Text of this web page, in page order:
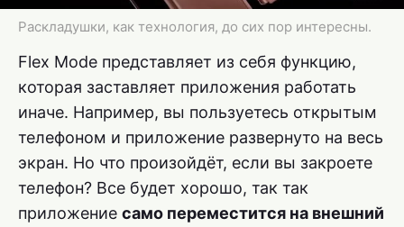
Раскладушки, как технология, до сих пор интересны.
Flex Mode представляет из себя функцию,
которая заставляет приложения работать
иначе. Например, вы пользуетесь открытым
телефоном и приложение развернуто на весь
экран. Но что произойдёт, если вы закроете
телефон? Все будет хорошо, так так
приложение само переместится на внешний